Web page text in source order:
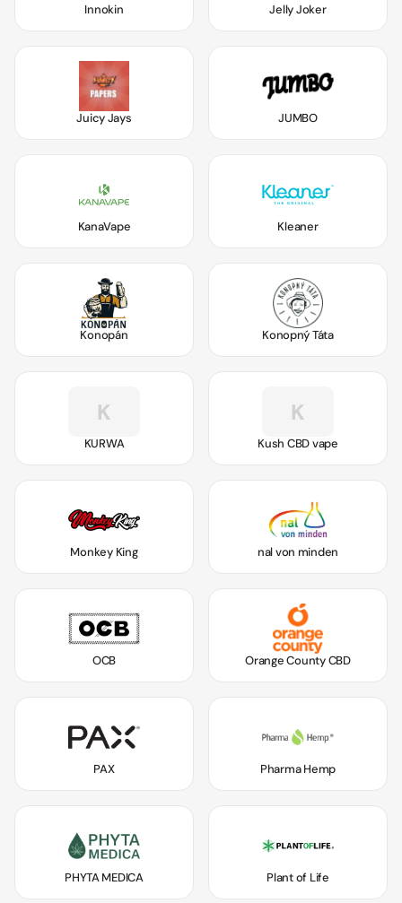
Innokin Jelly Joker
Juicy Jays JUMBO
KanaVape Kleaner
Konopán Konopný Táta
K
KURWA
K
Kush CBD vape
Monkey King nal von minden
OCB Orange County CBD
PAX Pharma Hemp
PHYTA MEDICA Plant of Life